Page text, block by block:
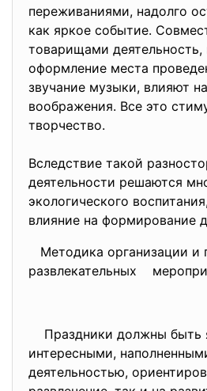
переживаниями, надолго
как яркое событие.
товарищами деятельность,
оформление места
звучание музыки, влияют
воображения. Все это
творчество.
Вследствие такой
деятельности решаются
экологического
влияние на формирование
Методика организации и
развлекательных
Праздники должны быть
интересными,
деятельностью,